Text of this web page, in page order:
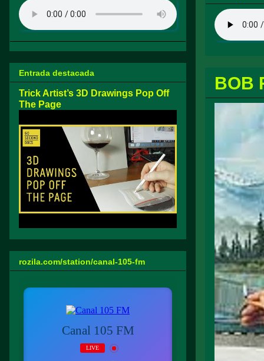
BOB
Entrada destacada
Trick Artist’s 3D Drawings Pop Off
The Page
rozila.com/station/canal-105-fm